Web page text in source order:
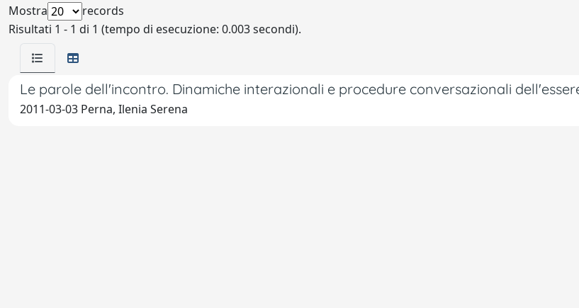
Mostra
records
Risultati 1 - 1 di 1 (tempo di esecuzione: 0.003 secondi).
Le parole dell'incontro. Dinamiche interazionali e procedure conversazionali
2011-03-03 Perna, Ilenia Serena